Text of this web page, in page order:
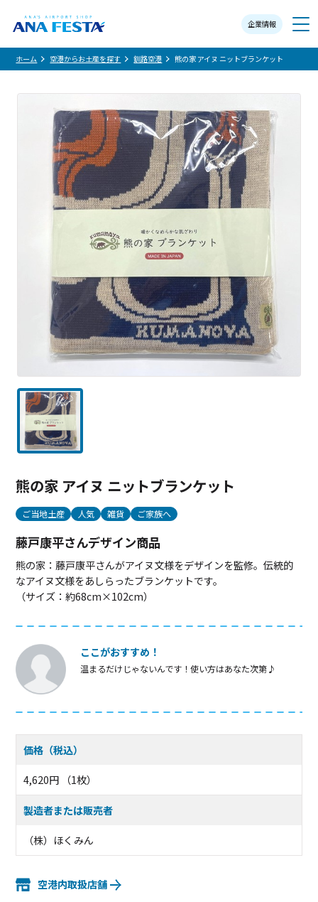
企業情報
メニュー
ホーム 空港からお土産を探す 釧路空港 熊の家 アイヌ ニットブランケット
熊の家 アイヌ ニットブランケット
ご当地土産 人気 雑貨 ご家族へ
藤戸康平さんデザイン商品
熊の家：藤戸康平さんがアイヌ文様をデザインを監修。伝統的
なアイヌ文様をあしらったブランケットです。
（サイズ：約68cm×102cm）
ここがおすすめ！
温まるだけじゃないんです！使い方はあなた次第♪
価格（税込）
4,620円 （1枚）
製造者または販売者
（株）ほくみん
空港内取扱店舗